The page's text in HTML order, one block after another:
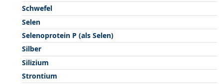
Schwefel
Selen
Selenoprotein P (als Selen)
Silber
Silizium
Strontium